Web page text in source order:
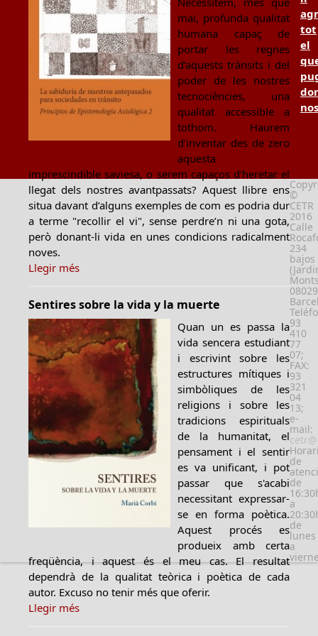
mai, profunda qualitat
humana capaç de
portar les regnes
d’aquests trànsits i del
poder de les nostres
tecnociències, una
qualitat accessible a
tothom. Haurem
d'inventar des de zero
aquesta
imprescindible saviesa, o serem capaços d'heretar el
llegat dels nostres avantpassats? Aquest llibre ens
situa davant d’alguns exemples de com es podria dur
a terme "recollir el vi", sense perdre’n ni una gota,
però donant-li vida en unes condicions radicalment
noves.
Llegir més
Sentires sobre la vida y la muerte
Quan un es passa la
vida sencera estudiant
i escrivint sobre les
estructures mítiques i
simbòliques de les
religions i sobre les
tradicions espirituals
de la humanitat, el
pensament i el sentir
es va unificant, i pot
passar que s'acabi
necessitant expressar-
se en forma poètica.
Aquest procés es
produeix amb certa
freqüència, i aquest és el meu cas. El resultat
dependrà de la qualitat teòrica i poètica de cada
autor. Excuso no tenir més que oferir.
Llegir més
tot
el
nos
©
CETR
2016
Calle
234
bajos
08029
93
410
77
07;
FAX:
93
321
04
13;
e-
mail:
de
de
a
de
lunes
a